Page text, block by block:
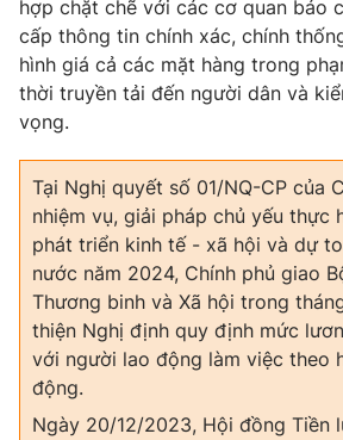
hợp chặt chẽ với các cơ quan báo
cấp thông tin chính xác, chính
hình giá cả các mặt hàng trong
thời truyền tải đến người dân và
vọng.
Tại Nghị quyết số 01/NQ-CP của
nhiệm vụ, giải pháp chủ yếu thực
phát triển kinh tế - xã hội và dự
nước năm 2024, Chính phủ giao
Thương binh và Xã hội trong
thiện Nghị định quy định mức
với người lao động làm việc theo
động.
Ngày 20/12/2023, Hội đồng Tiền